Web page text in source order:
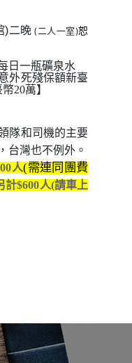
)二晚 (二人一室)恕
日一瓶礦泉水
外死殘保額新臺
20萬】
隊和司機的主要
台灣也不例外。
人(需連同團費
計$600人(請車上